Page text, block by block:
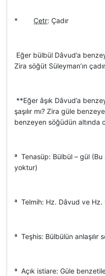
* Çetr: Çadır
 Eğer bülbül Dâvud’a
Zira söğüt Süleyman’ın
 **Eğer âşık Dâvud’a
şaşılır mı? Zira güle
benzeyen söğüdün altında
ª Tenasüp: Bülbül – gül (Bu
yoktur)
ª Telmih: Hz. Dâvud ve Hz.
ª Teşhis: Bülbülün anlaşılır
ª Açık istiare: Güle